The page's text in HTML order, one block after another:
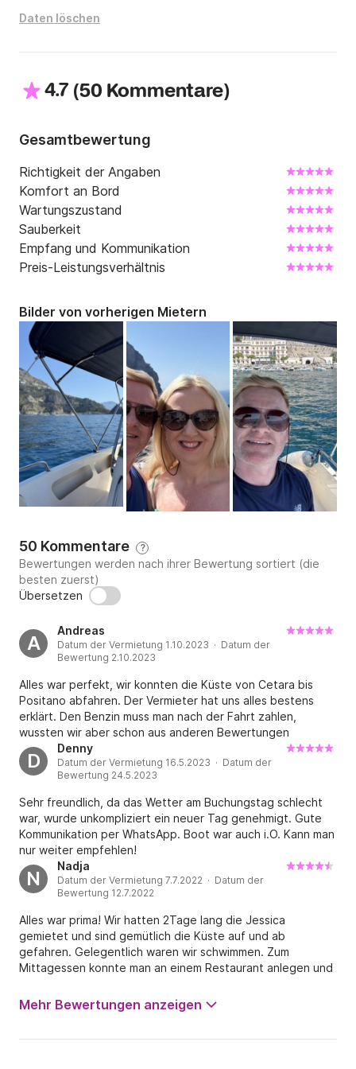
Daten löschen
4.7 (50 Kommentare)
Gesamtbewertung
Richtigkeit der Angaben
Komfort an Bord
Wartungszustand
Sauberkeit
Empfang und Kommunikation
Preis-Leistungsverhältnis
Bilder von vorherigen Mietern
50 Kommentare ?
Bewertungen werden nach ihrer Bewertung sortiert (die
besten zuerst)
Übersetzen
A
Andreas
Datum der Vermietung 1.10.2023 · Datum der
Bewertung 2.10.2023
Alles war perfekt, wir konnten die Küste von Cetara bis
Positano abfahren. Der Vermieter hat uns alles bestens
erklärt. Den Benzin muss man nach der Fahrt zahlen,
wussten wir aber schon aus anderen Bewertungen
D
Denny
Datum der Vermietung 16.5.2023 · Datum der
Bewertung 24.5.2023
Sehr freundlich, da das Wetter am Buchungstag schlecht
war, wurde unkompliziert ein neuer Tag genehmigt. Gute
Kommunikation per WhatsApp. Boot war auch i.O. Kann man
nur weiter empfehlen!
N
Nadja
Datum der Vermietung 7.7.2022 · Datum der
Bewertung 12.7.2022
Alles war prima! Wir hatten 2Tage lang die Jessica
gemietet und sind gemütlich die Küste auf und ab
gefahren. Gelegentlich waren wir schwimmen. Zum
Mittagessen konnte man an einem Restaurant anlegen und
Mehr Bewertungen anzeigen